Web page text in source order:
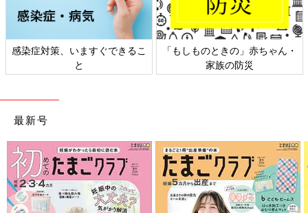
感染症対策、いますぐできるこ
と
「もしものときの」赤ちゃん・
家族の防災
最新号